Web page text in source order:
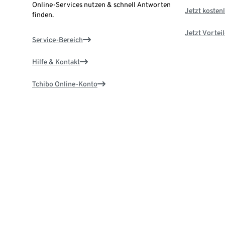
Online-Services nutzen & schnell Antworten
finden.
Service-Bereich
Hilfe & Kontakt
Tchibo Online-Konto
Jetzt
Jetzt